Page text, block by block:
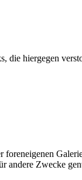
die hiergegen
andere Zwecke